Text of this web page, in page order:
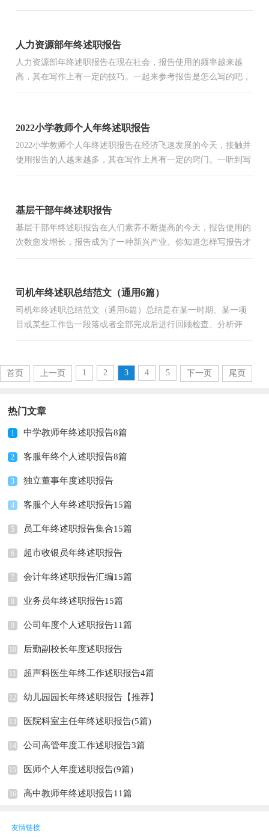
人力资源部年终述职报告
人力资源部年终述职报告在现在社会，报告使用的频率越来越
高，其在写作上有一定的技巧。一起来参考报告是怎么写的吧，
2022小学教师个人年终述职报告
2022小学教师个人年终述职报告在经济飞速发展的今天，接触并
使用报告的人越来越多，其在写作上具有一定的窍门。一听到写
基层干部年终述职报告
基层干部年终述职报告在人们素养不断提高的今天，报告使用的
次数愈发增长，报告成为了一种新兴产业。你知道怎样写报告才
司机年终述职总结范文（通用6篇）
司机年终述职总结范文（通用6篇）总结是在某一时期、某一项
目或某些工作告一段落或者全部完成后进行回顾检查、分析评
首页 上一页 1 2 3 4 5 下一页 尾页
热门文章
1 中学教师年终述职报告8篇
2 客服年终个人述职报告8篇
3 独立董事年度述职报告
4 客服个人年终述职报告15篇
5 员工年终述职报告集合15篇
6 超市收银员年终述职报告
7 会计年终述职报告汇编15篇
8 业务员年终述职报告15篇
9 公司年度个人述职报告11篇
10 后勤副校长年度述职报告
11 超声科医生年终工作述职报告4篇
12 幼儿园园长年终述职报告【推荐】
13 医院科室主任年终述职报告(5篇)
14 公司高管年度工作述职报告3篇
15 医师个人年度述职报告(9篇)
16 高中教师年终述职报告11篇
友情链接: